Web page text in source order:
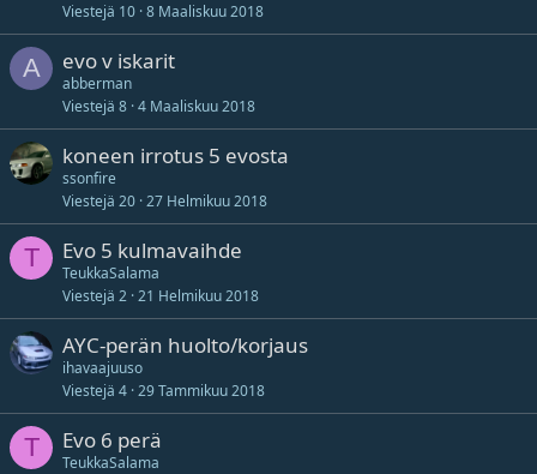
Viestejä 10 8 Maaliskuu 2018
A evo v iskarit
abberman
Viestejä 8 4 Maaliskuu 2018
koneen irrotus 5 evosta
ssonfire
Viestejä 20 27 Helmikuu 2018
T Evo 5 kulmavaihde
TeukkaSalama
Viestejä 2 21 Helmikuu 2018
AYC-perän huolto/korjaus
ihavaajuuso
Viestejä 4 29 Tammikuu 2018
T Evo 6 perä
TeukkaSalama